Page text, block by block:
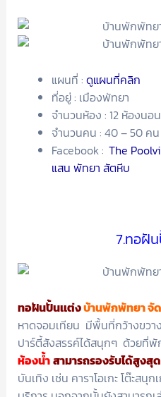
แผนที่ : ดูแผนที่คลิก
ที่อยู่ : เมืองพัทยา
จำนวนห้อง : 12 ห้องนอ
จำนวนคน : 40 – 50 คน
Facebook : The
แสน พัทยา สัตหีบ
7.ทอฝัน
ทอฝันปั้นเเต่งบ้านพักพัทยาจั
หาดจอมเทียน มีพื้นที่กว้างขวา
ปาร์ตี้สังสรรค์ได้สนุกๆ ด้วยที่พั
ห้องน้ำสามารถรองรับได้สูงสุ
บันเทิง เช่น คาราโอเกะ โต๊ะสนุ